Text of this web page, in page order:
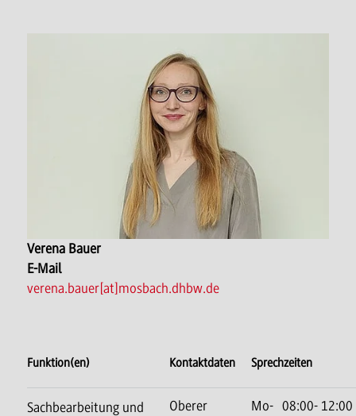
Verena Bauer
E-Mail
verena.bauer[at]mosbach.dhbw.de
Funktion(en) Kontaktdaten Sprechzeiten
Sachbearbeitung und
Oberer
Mo- 08:00- 12:00